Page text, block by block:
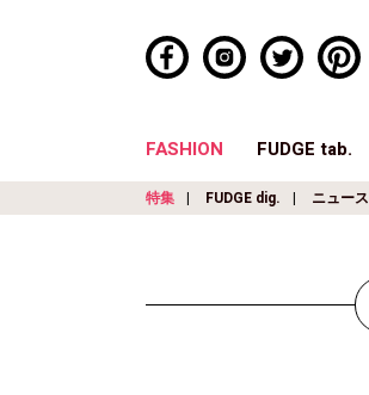
FASHION FUDGE tab.
特集 FUDGE dig. ニュース